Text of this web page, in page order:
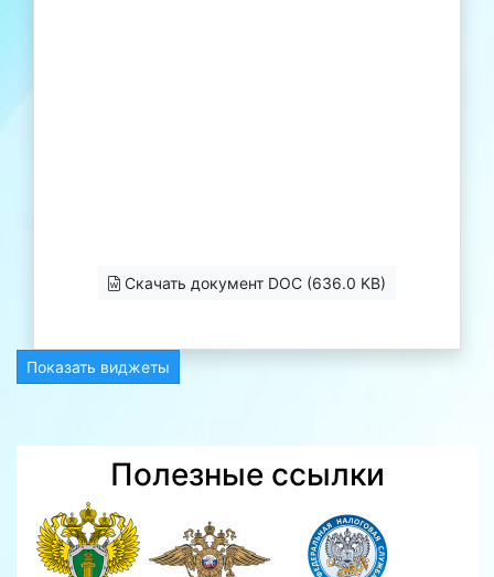
Скачать документ DOC (636.0 KB)
Показать виджеты
Полезные ссылки